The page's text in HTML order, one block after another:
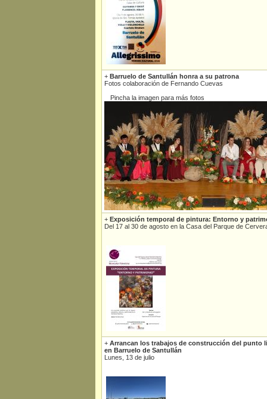
+ Barruelo de Santullán honra a su patrona
Fotos colaboración de Fernando Cuevas
Pincha la imagen para más fotos
+ Exposición temporal de pintura: Entorno y
Del 17 al 30 de agosto en la Casa del Parque de
+ Arrancan los trabajos de construcción del punto
en Barruelo de Santullán
Lunes, 13 de julio